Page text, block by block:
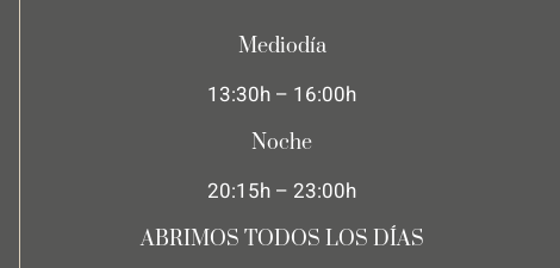
Mediodía
13:30h – 16:00h
Noche
20:15h – 23:00h
ABRIMOS TODOS LOS DÍAS